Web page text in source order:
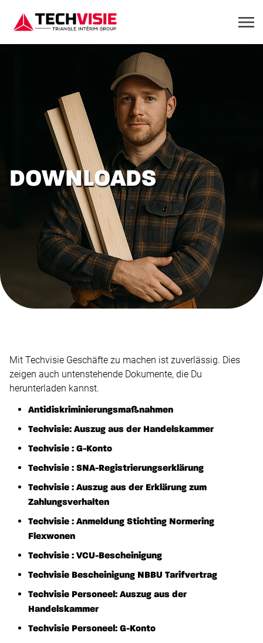
DOWNLOADS
Mit Techvisie Geschäfte zu machen ist zuverlässig. Dies
zeigen auch untenstehende Dokumente, die Du
herunterladen kannst.
Antidiskriminierungsmaßnahmen
Techvisie: Auszug aus der Handelskammer
Techvisie : G-Konto
Techvisie : SNA-Registrierungserklärung
Techvisie : Auszug aus der Erklärung zum
Zahlungsverhalten
Techvisie : Anmeldung Stichting Normering
Flexwonen
Techvisie : VCU-Bescheinigung
Techvisie Bescheinigung NBBU Tarifvertrag
Techvisie Personeel: Auszug aus der
Handelskammer
Techvisie Personeel: G-Konto